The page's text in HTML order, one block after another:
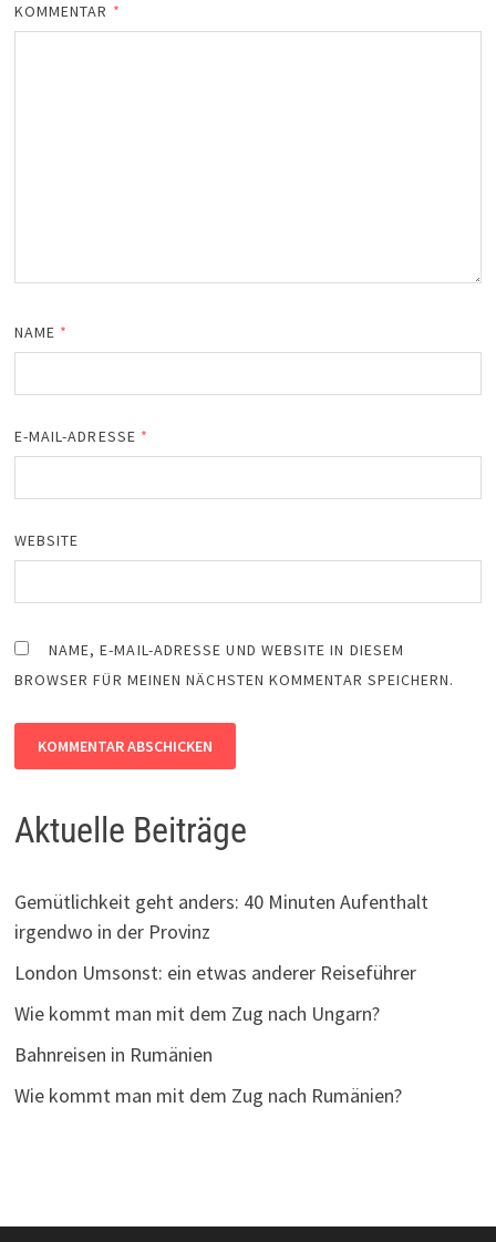
KOMMENTAR *
NAME *
E-MAIL-ADRESSE *
WEBSITE
NAME, E-MAIL-ADRESSE UND WEBSITE IN DIESEM
BROWSER FÜR MEINEN NÄCHSTEN KOMMENTAR SPEICHERN.
Aktuelle Beiträge
Gemütlichkeit geht anders: 40 Minuten Aufenthalt
irgendwo in der Provinz
London Umsonst: ein etwas anderer Reiseführer
Wie kommt man mit dem Zug nach Ungarn?
Bahnreisen in Rumänien
Wie kommt man mit dem Zug nach Rumänien?